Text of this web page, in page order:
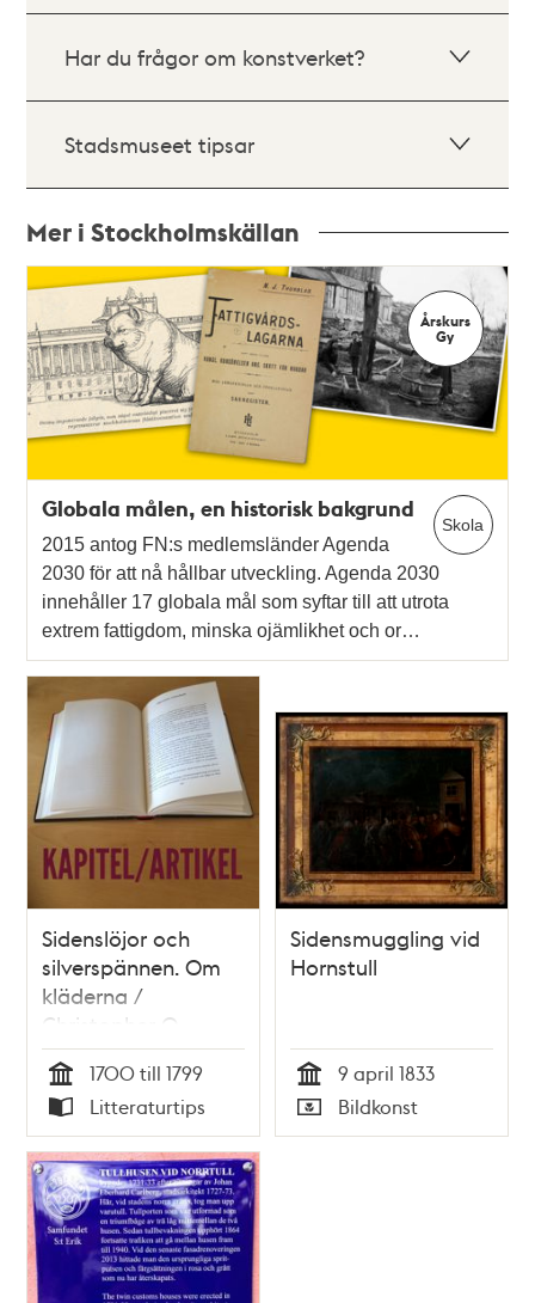
Har du frågor om konstverket?
Stadsmuseet tipsar
Mer i Stockholmskällan
Relaterade
och
teman
Årskurs
Gy
Skola
Globala målen, en historisk bakgrund
2015 antog FN:s medlemsländer Agenda
2030 för att nå hållbar utveckling. Agenda 2030
innehåller 17 globala mål som syftar till att utrota
extrem fattigdom, minska ojämlikhet och or…
Sidenslöjor och
silverspännen. Om
kläderna /
Christopher O
´Regan
Tid
1700 till 1799
Typ
Litteraturtips
Sidensmuggling vid
Hornstull
Tid
9 april 1833
Typ
Bildkonst